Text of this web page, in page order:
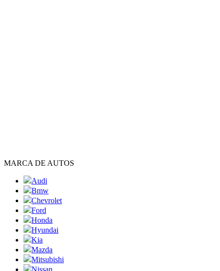
MARCA DE AUTOS
Audi
Bmw
Chevrolet
Ford
Honda
Hyundai
Kia
Mazda
Mitsubishi
Nissan